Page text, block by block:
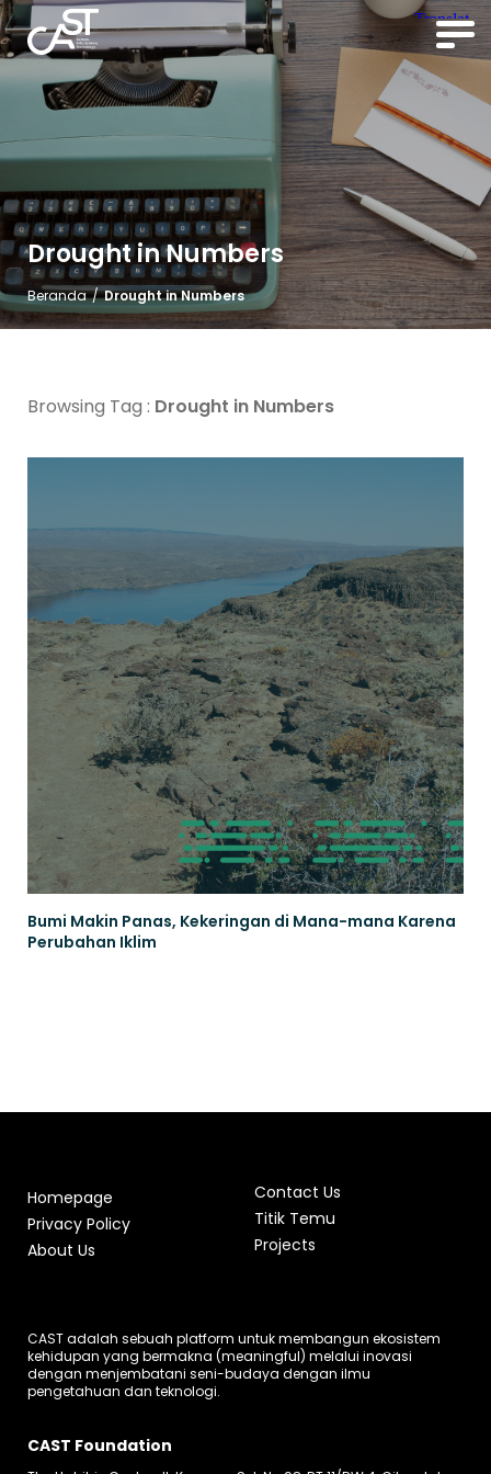
Drought in Numbers
Beranda / Drought in Numbers
Browsing Tag : Drought in Numbers
Bumi Makin Panas, Kekeringan di Mana-mana Karena
Perubahan Iklim
Homepage
Privacy Policy
About Us
Contact Us
Titik Temu
Projects
CAST adalah sebuah platform untuk membangun ekosistem
kehidupan yang bermakna (meaningful) melalui inovasi
dengan menjembatani seni-budaya dengan ilmu
pengetahuan dan teknologi.
CAST Foundation